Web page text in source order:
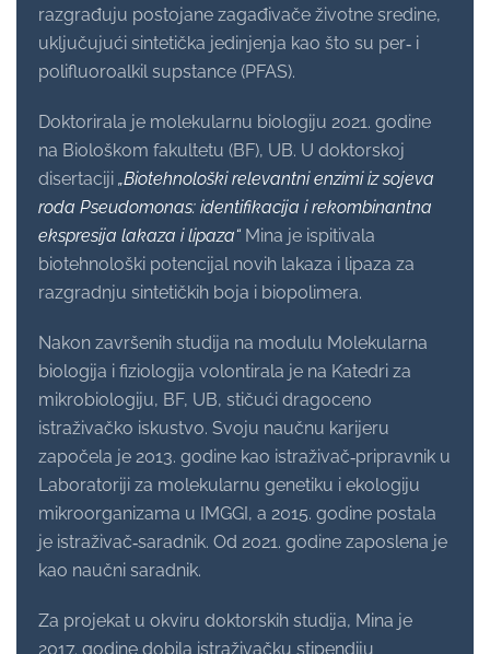
razgrađuju postojane zagađivače životne sredine,
uključujući sintetička jedinjenja kao što su per‑ i
polifluoroalkil supstance (PFAS).
Doktorirala je molekularnu biologiju 2021. godine
na Biološkom fakultetu (BF), UB. U doktorskoj
disertaciji „Biotehnološki relevantni enzimi iz sojeva
roda Pseudomonas: identifikacija i rekombinantna
ekspresija lakaza i lipaza“ Mina je ispitivala
biotehnološki potencijal novih lakaza i lipaza za
razgradnju sintetičkih boja i biopolimera.
Nakon završenih studija na modulu Molekularna
biologija i fiziologija volontirala je na Katedri za
mikrobiologiju, BF, UB, stičući dragoceno
istraživačko iskustvo. Svoju naučnu karijeru
započela je 2013. godine kao istraživač‑pripravnik u
Laboratoriji za molekularnu genetiku i ekologiju
mikroorganizama u IMGGI, a 2015. godine postala
je istraživač‑saradnik. Od 2021. godine zaposlena je
kao naučni saradnik.
Za projekat u okviru doktorskih studija, Mina je
2017. godine dobila istraživačku stipendiju